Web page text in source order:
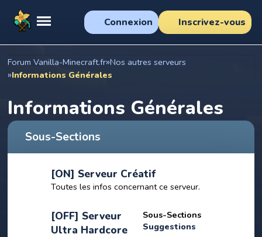
Connexion Inscrivez-vous
Forum Vanilla-Minecraft.fr»Nos autres serveurs
»Informations Générales
Informations Générales
Sous-Sections
[ON] Serveur Créatif
Toutes les infos concernant ce serveur.
[OFF] Serveur
Ultra Hardcore
Sous-Sections
Suggestions